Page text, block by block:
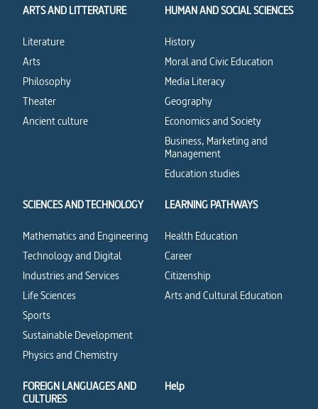
ARTS AND LITTERATURE
Literature
Arts
Philosophy
Theater
Ancient culture
HUMAN AND SOCIAL SCIENCES
History
Moral and Civic Education
Media Literacy
Geography
Economics and Society
Business, Marketing and
Management
Education studies
SCIENCES AND TECHNOLOGY
Mathematics and Engineering
Technology and Digital
Industries and Services
Life Sciences
Sports
Sustainable Development
Physics and Chemistry
LEARNING PATHWAYS
Health Education
Career
Citizenship
Arts and Cultural Education
FOREIGN LANGUAGES AND
CULTURES
Help